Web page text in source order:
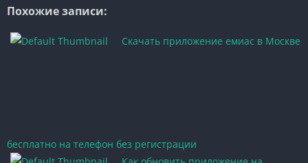
Похожие записи:
Скачать приложение емиас в Москве
бесплатно на телефон без регистрации